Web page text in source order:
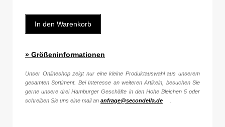
In den Warenkorb
» Größeninformationen
Unser Onlineshop zeigt nur eine kleine Produktauswahl aus unserem
gesamten Sortiment. Bei Interesse an weiteren Artikeln, besuchen Sie
gerne unsere drei Hamburger Geschäfte in den Hohe Bleichen 5 oder
schreiben Sie uns eine mail an anfrage@secondella.de